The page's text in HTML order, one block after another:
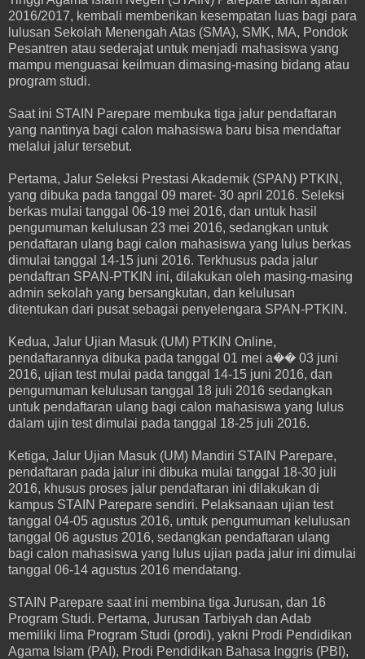
2016/2017, kembali memberikan kesempatan luas bagi para
lulusan Sekolah Menengah Atas (SMA), SMK, MA, Pondok
Pesantren atau sederajat untuk menjadi mahasiswa yang
mampu menguasai keilmuan dimasing-masing bidang atau
program studi.
Saat ini STAIN Parepare membuka tiga jalur pendaftaran
yang nantinya bagi calon mahasiswa baru bisa mendaftar
melalui jalur tersebut.
Pertama, Jalur Seleksi Prestasi Akademik (SPAN) PTKIN,
yang dibuka pada tanggal 09 maret- 30 april 2016. Seleksi
berkas mulai tanggal 06-19 mei 2016, dan untuk hasil
pengumuman kelulusan 23 mei 2016, sedangkan untuk
pendaftaran ulang bagi calon mahasiswa yang lulus berkas
dimulai tanggal 14-15 juni 2016. Terkhusus pada jalur
pendaftran SPAN-PTKIN ini, dilakukan oleh masing-masing
admin sekolah yang bersangkutan, dan kelulusan
ditentukan dari pusat sebagai penyelengara SPAN-PTKIN.
Kedua, Jalur Ujian Masuk (UM) PTKIN Online,
pendaftarannya dibuka pada tanggal 01 mei a�� 03 juni
2016, ujian test mulai pada tanggal 14-15 juni 2016, dan
pengumuman kelulusan tanggal 18 juli 2016 sedangkan
untuk pendaftaran ulang bagi calon mahasiswa yang lulus
dalam ujin test dimulai pada tanggal 18-25 juli 2016.
Ketiga, Jalur Ujian Masuk (UM) Mandiri STAIN Parepare,
pendaftaran pada jalur ini dibuka mulai tanggal 18-30 juli
2016, khusus proses jalur pendaftaran ini dilakukan di
kampus STAIN Parepare sendiri. Pelaksanaan ujian test
tanggal 04-05 agustus 2016, untuk pengumuman kelulusan
tanggal 06 agustus 2016, sedangkan pendaftaran ulang
bagi calon mahasiswa yang lulus ujian pada jalur ini dimulai
tanggal 06-14 agustus 2016 mendatang.
STAIN Parepare saat ini membina tiga Jurusan, dan 16
Program Studi. Pertama, Jurusan Tarbiyah dan Adab
memiliki lima Program Studi (prodi), yakni Prodi Pendidikan
Agama Islam (PAI), Prodi Pendidikan Bahasa Inggris (PBI),